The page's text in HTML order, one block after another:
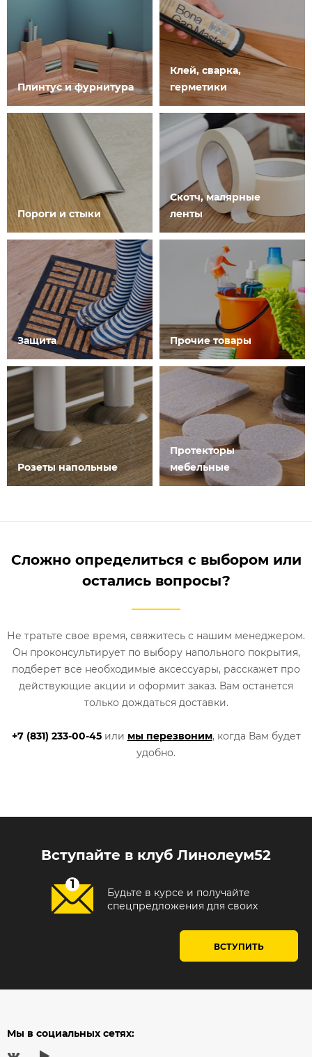
Плинтус и фурнитура
Клей, сварка,
герметики
Пороги и стыки
Скотч, малярные
ленты
Защита Прочие товары
Розеты напольные
Протекторы
мебельные
Сложно определиться с выбором или
остались вопросы?
Не тратьте свое время, свяжитесь с нашим менеджером.
Он проконсультирует по выбору напольного покрытия,
подберет все необходимые аксессуары, расскажет про
действующие акции и оформит заказ. Вам останется
только дождаться доставки.
+7 (831) 233-00-45или мы перезвоним, когда Вам будет
удобно.
Вступайте в клуб Линолеум52
Будьте в курсе и получайте
спецпредложения для своих
ВСТУПИТЬ
Мы в социальных сетях: